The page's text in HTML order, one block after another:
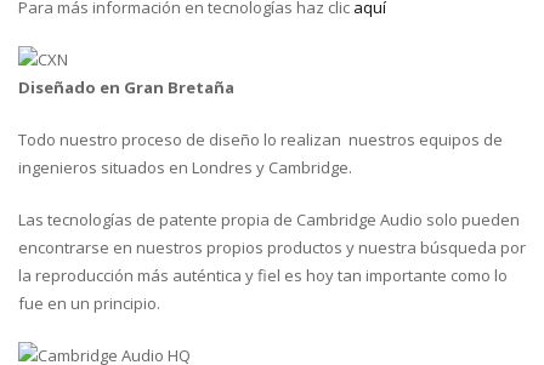
Para más información en tecnologías haz clic aquí
Diseñado en Gran Bretaña
Todo nuestro proceso de diseño lo realizan nuestros equipos de
ingenieros situados en Londres y Cambridge.
Las tecnologías de patente propia de Cambridge Audio solo pueden
encontrarse en nuestros propios productos y nuestra búsqueda por
la reproducción más auténtica y fiel es hoy tan importante como lo
fue en un principio.